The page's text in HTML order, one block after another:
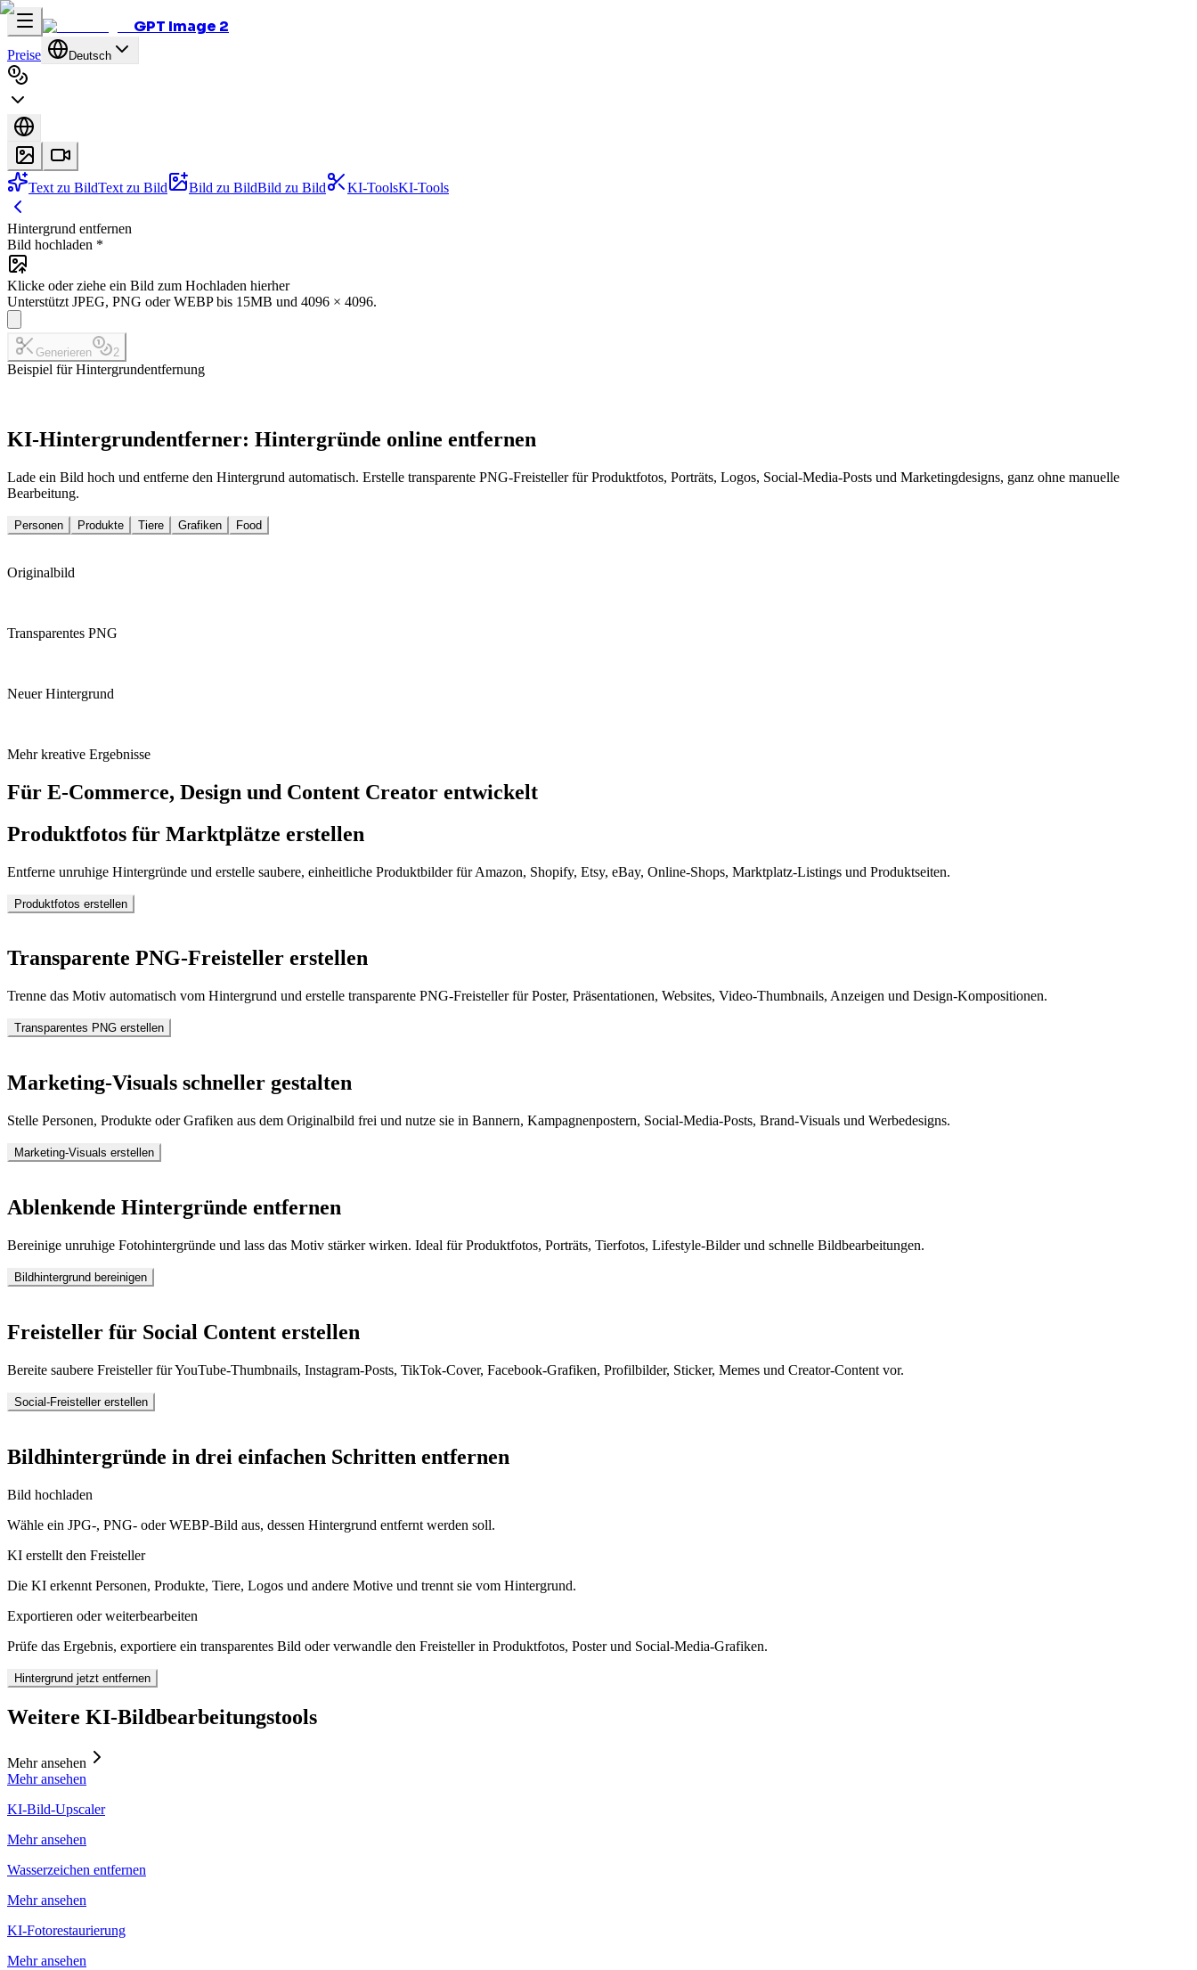
GPT Image 2
Preise Deutsch
Text zu BildText zu Bild Bild zu BildBild zu Bild KI-ToolsKI-Tools
Hintergrund entfernen
Bild hochladen *
Klicke oder ziehe ein Bild zum Hochladen hierher
Unterstützt JPEG, PNG oder WEBP bis 15MB und 4096 × 4096.
Generieren 2
Beispiel für Hintergrundentfernung
KI-Hintergrundentferner: Hintergründe online entfernen
Lade ein Bild hoch und entferne den Hintergrund automatisch. Erstelle transparente PNG-Freisteller für Produktfotos, Porträts, Logos, Social-Media-Posts und Marketingdesigns, ganz ohne manuelle
Bearbeitung.
Personen Produkte Tiere Grafiken Food
Originalbild
Transparentes PNG
Neuer Hintergrund
Mehr kreative Ergebnisse
Für E-Commerce, Design und Content Creator entwickelt
Produktfotos für Marktplätze erstellen
Entferne unruhige Hintergründe und erstelle saubere, einheitliche Produktbilder für Amazon, Shopify, Etsy, eBay, Online-Shops, Marktplatz-Listings und Produktseiten.
Produktfotos erstellen
Transparente PNG-Freisteller erstellen
Trenne das Motiv automatisch vom Hintergrund und erstelle transparente PNG-Freisteller für Poster, Präsentationen, Websites, Video-Thumbnails, Anzeigen und Design-Kompositionen.
Transparentes PNG erstellen
Marketing-Visuals schneller gestalten
Stelle Personen, Produkte oder Grafiken aus dem Originalbild frei und nutze sie in Bannern, Kampagnenpostern, Social-Media-Posts, Brand-Visuals und Werbedesigns.
Marketing-Visuals erstellen
Ablenkende Hintergründe entfernen
Bereinige unruhige Fotohintergründe und lass das Motiv stärker wirken. Ideal für Produktfotos, Porträts, Tierfotos, Lifestyle-Bilder und schnelle Bildbearbeitungen.
Bildhintergrund bereinigen
Freisteller für Social Content erstellen
Bereite saubere Freisteller für YouTube-Thumbnails, Instagram-Posts, TikTok-Cover, Facebook-Grafiken, Profilbilder, Sticker, Memes und Creator-Content vor.
Social-Freisteller erstellen
Bildhintergründe in drei einfachen Schritten entfernen
Bild hochladen
Wähle ein JPG-, PNG- oder WEBP-Bild aus, dessen Hintergrund entfernt werden soll.
KI erstellt den Freisteller
Die KI erkennt Personen, Produkte, Tiere, Logos und andere Motive und trennt sie vom Hintergrund.
Exportieren oder weiterbearbeiten
Prüfe das Ergebnis, exportiere ein transparentes Bild oder verwandle den Freisteller in Produktfotos, Poster und Social-Media-Grafiken.
Hintergrund jetzt entfernen
Weitere KI-Bildbearbeitungstools
Mehr ansehen
Mehr ansehen
KI-Bild-Upscaler
Mehr ansehen
Wasserzeichen entfernen
Mehr ansehen
KI-Fotorestaurierung
Mehr ansehen